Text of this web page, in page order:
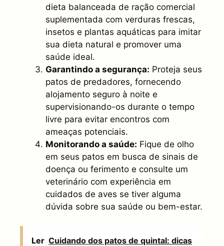
dieta balanceada de ração comercial
suplementada com verduras frescas,
insetos e plantas aquáticas para imitar
sua dieta natural e promover uma
saúde ideal.
Garantindo a segurança: Proteja seus
patos de predadores, fornecendo
alojamento seguro à noite e
supervisionando-os durante o tempo
livre para evitar encontros com
ameaças potenciais.
Monitorando a saúde: Fique de olho
em seus patos em busca de sinais de
doença ou ferimento e consulte um
veterinário com experiência em
cuidados de aves se tiver alguma
dúvida sobre sua saúde ou bem-estar.
Ler Cuidando dos patos de quintal: dicas